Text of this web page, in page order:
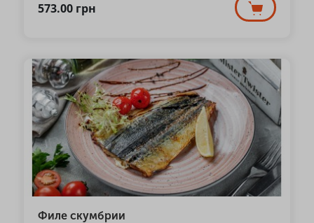
573.00 грн
Филе скумбрии